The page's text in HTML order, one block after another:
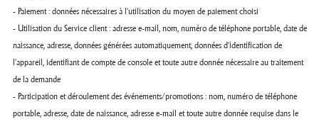
- Paiement : données nécessaires à l'utilisation du moyen de paiement choisi
- Utilisation du Service client : adresse e-mail, nom, numéro de téléphone portable, date de
naissance, adresse, données générées automatiquement, données d'identification de
l'appareil, identifiant de compte de console et toute autre donnée nécessaire au traitement
de la demande
- Participation et déroulement des événements/promotions : nom, numéro de téléphone
portable, adresse, date de naissance, adresse e-mail et toute autre donnée requise dans le